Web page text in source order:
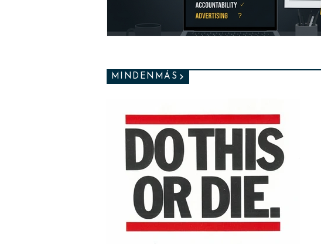
MINDENMÁS